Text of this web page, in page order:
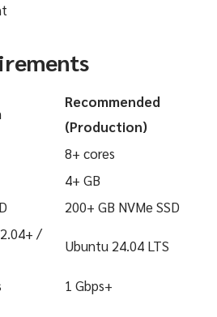
Recommended
(Production)
8+ cores
4+ GB
200+ GB NVMe SSD
/
Ubuntu 24.04 LTS
1 Gbps+